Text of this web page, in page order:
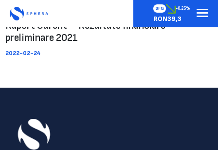
SFG -0,25%
RON39,3
Raport Curent – Rezultate financiare
preliminare 2021
2022-02-24